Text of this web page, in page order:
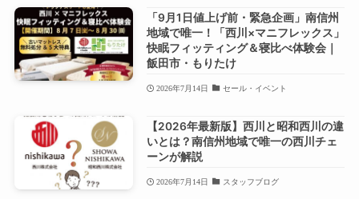
「9月1日値上げ前・緊急企画」南信州
地域で唯一！「西川×マニフレックス」
快眠フィッティング＆寝比べ体験会｜
飯田市・もりたけ
2026年7月14日 セール・イベント
【2026年最新版】西川と昭和西川の違
いとは？南信州地域で唯一の西川チェ
ーンが解説
2026年7月14日 スタッフブログ